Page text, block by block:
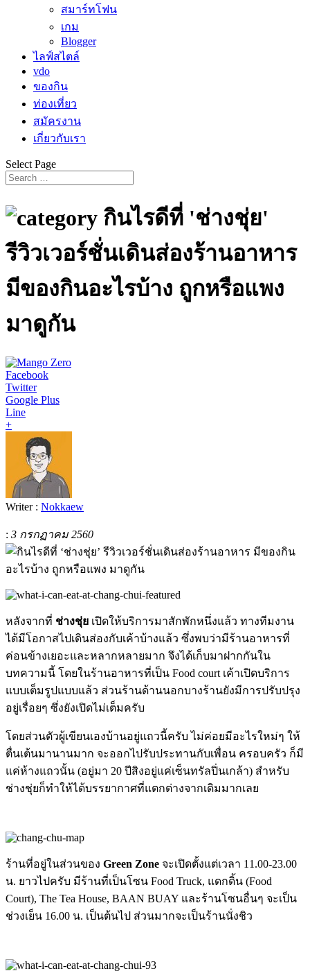
สมาร์ทโฟน
เกม
Blogger
ไลฟ์สไตล์
vdo
ของกิน
ท่องเที่ยว
สมัครงาน
เกี่ยวกับเรา
Select Page
กินไรดีที่ 'ช่างชุ่ย'
รีวิวเวอร์ชั่นเดินส่องร้านอาหาร
มีของกินอะไรบ้าง ถูกหรือแพง
มาดูกัน
Facebook
Twitter
Google Plus
Line
+
Writer : Nokkaew
: 3 กรกฏาคม 2560
หลังจากที่ ช่างชุ่ย เปิดให้บริการมาสักพักหนึ่งแล้ว ทางทีมงาน
ได้มีโอกาสไปเดินส่องกับเค้าบ้างแล้ว ซึ่งพบว่ามีร้านอาหารที่
ค่อนข้างเยอะและหลากหลายมาก จึงได้เก็บมาฝากกันใน
บทความนี้ โดยในร้านอาหารที่เป็น Food court เค้าเปิดบริการ
แบบเต็มรูปแบบแล้ว ส่วนร้านด้านนอกบางร้านยังมีการปรับปรุง
อยู่เรื่อยๆ ซึ่งยังเปิดไม่เต็มครับ
โดยส่วนตัวผู้เขียนเองบ้านอยู่แถวนี้ครับ ไม่ค่อยมีอะไรใหม่ๆ ให้
ตื่นเต้นมานานมาก จะออกไปรับประทานกับเพื่อน ครอบครัว ก็มี
แค่ห้างแถวนั้น (อยู่มา 20 ปีสิงอยู่แค่เซ็นทรัลปิ่นเกล้า) สำหรับ
ช่างชุ่ยก็ทำให้ได้บรรยากาศที่แตกต่างจากเดิมมากเลย
ร้านที่อยู่ในส่วนของ Green Zone จะเปิดตั้งแต่เวลา 11.00-23.00
น. ยาวไปครับ มีร้านที่เป็นโซน Food Truck, แดกดิ้น (Food
Court), The Tea House, BAAN BUAY และร้านโซนอื่นๆ จะเป็น
ช่วงเย็น 16.00 น. เป็นต้นไป ส่วนมากจะเป็นร้านนั่งชิว